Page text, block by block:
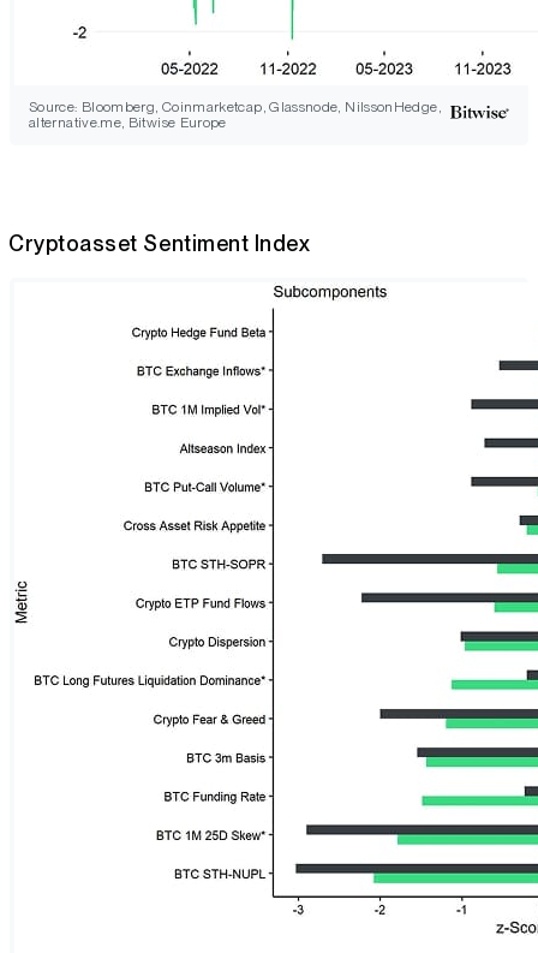
Source: Bloomberg, Coinmarketcap, Glassnode, NilssonHedge,
alternative.me, Bitwise Europe
Cryptoasset Sentiment Index